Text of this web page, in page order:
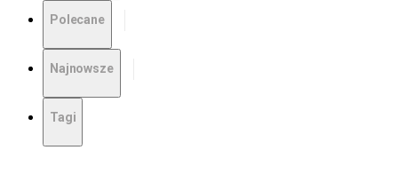
Polecane
Najnowsze
Tagi